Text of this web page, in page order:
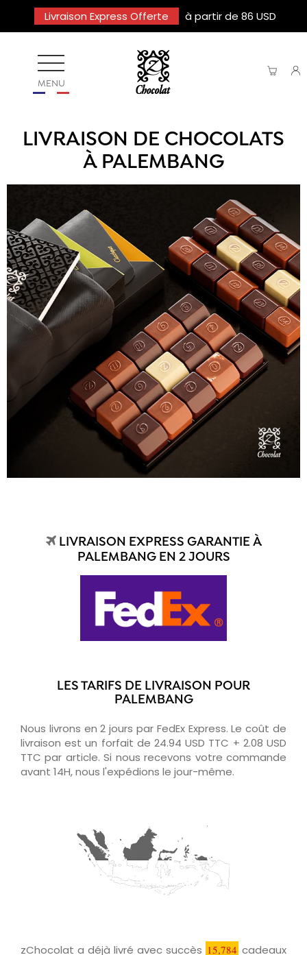
Livraison Express Offerte à partir de 86 USD
MENU
LIVRAISON DE CHOCOLATS
À PALEMBANG
LIVRAISON EXPRESS GARANTIE À
PALEMBANG EN 2 JOURS
LES TARIFS DE LIVRAISON POUR
PALEMBANG
Nous livrons en 2 jours par FedEx Express. Le coût de
livraison est un forfait de 24.94 USD TTC + 2.08 USD
TTC par article. Si nous recevons votre commande
avant 14H, nous l'expédions le jour-même.
zChocolat a déjà livré avec succès 15,784 cadeaux